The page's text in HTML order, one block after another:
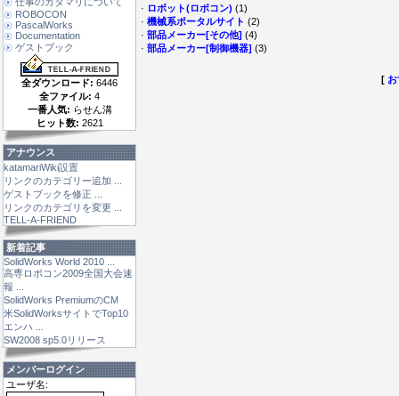
ROBOCON
PascalWorks
Documentation
ゲストブック
全ダウンロード: 6446
全ファイル: 4
一番人気: らせん溝
ヒット数: 2621
アナウンス
katamariWiki設置
リンクのカテゴリー追加 ...
ゲストブックを修正 ...
リンクのカテゴリを変更 ...
TELL-A-FRIEND
新着記事
SolidWorks World 2010 ...
高専ロボコン2009全国大会速
報 ...
SolidWorks PremiumのCM
米SolidWorksサイトでTop10
エンハ ...
SW2008 sp5.0リリース
メンバーログイン
ユーザ名:
· ロボット(ロボコン) (1)
· 機械系ポータルサイト (2)
· 部品メーカー[その他] (4)
· 部品メーカー[制御機器] (3)
[